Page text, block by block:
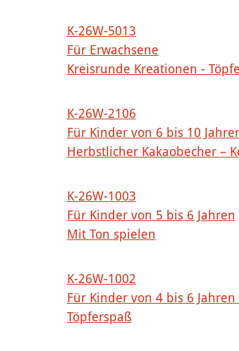
K-26W-5013
Für Erwachsene
Kreisrunde Kreationen -
K-26W-2106
Für Kinder von 6 bis 10
Herbstlicher Kakaobecher –
K-26W-1003
Für Kinder von 5 bis 6 Jahren
Mit Ton spielen
K-26W-1002
Für Kinder von 4 bis 6
Töpferspaß